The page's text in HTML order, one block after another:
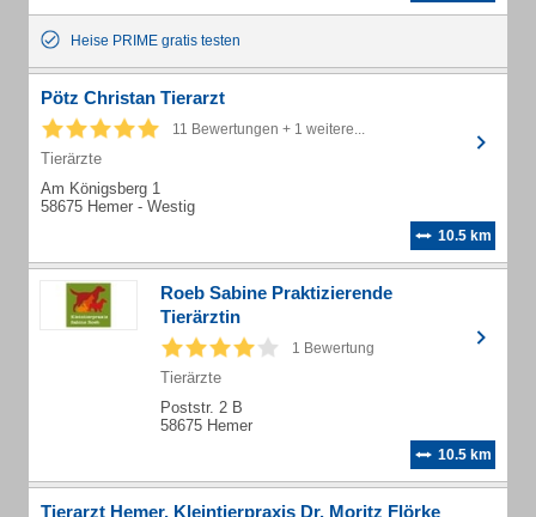
Heise PRIME gratis testen
Pötz Christan Tierarzt
11 Bewertungen + 1 weitere...
Tierärzte
Am Königsberg 1
58675 Hemer - Westig
10.5 km
Roeb Sabine Praktizierende
Tierärztin
1 Bewertung
Tierärzte
Poststr. 2 B
58675 Hemer
10.5 km
Tierarzt Hemer, Kleintierpraxis Dr. Moritz Flörke